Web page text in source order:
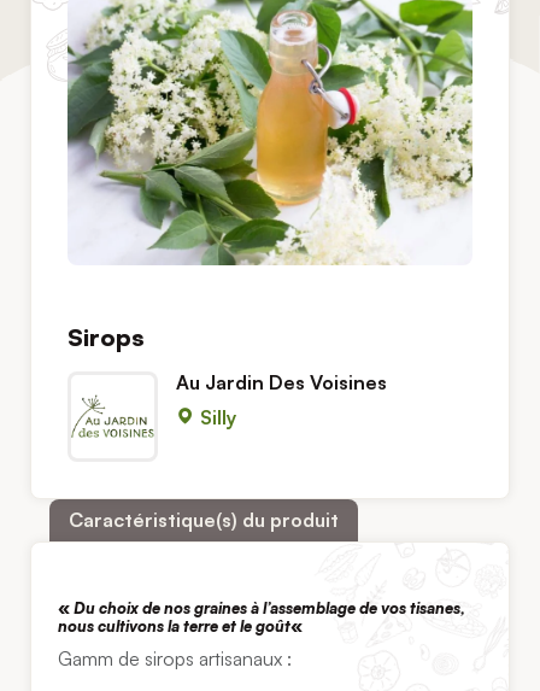
Sirops
Au Jardin Des Voisines
Silly
Caractéristique(s) du produit
«Du choix de nos graines à l’assemblage de vos tisanes,
nous cultivons la terre et le goût«
Gamm de sirops artisanaux :